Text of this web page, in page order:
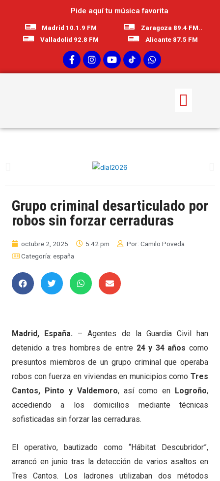
Pide aquí tu música favorita
Madrid 10.1.9 FM
Valladolid 92.8 FM
Zaragoza 89.4 FM..
Alicante 87.5 FM
Grupo criminal desarticulado por
robos sin forzar cerraduras
octubre 2, 2025 5:42 pm Por: Camilo Poveda
Categoría: españa
Madrid, España. – Agentes de la Guardia Civil han
detenido a tres hombres de entre 24 y 34 años como
presuntos miembros de un grupo criminal que operaba
robos con fuerza en viviendas en municipios como Tres
Cantos, Pinto y Valdemoro, así como en Logroño,
accediendo a los domicilios mediante técnicas
sofisticadas sin forzar las cerraduras.
El operativo, bautizado como “Hábitat Descubridor”,
arrancó en junio tras la detección de varios asaltos en
Tres Cantos. Los ladrones utilizaban dos métodos